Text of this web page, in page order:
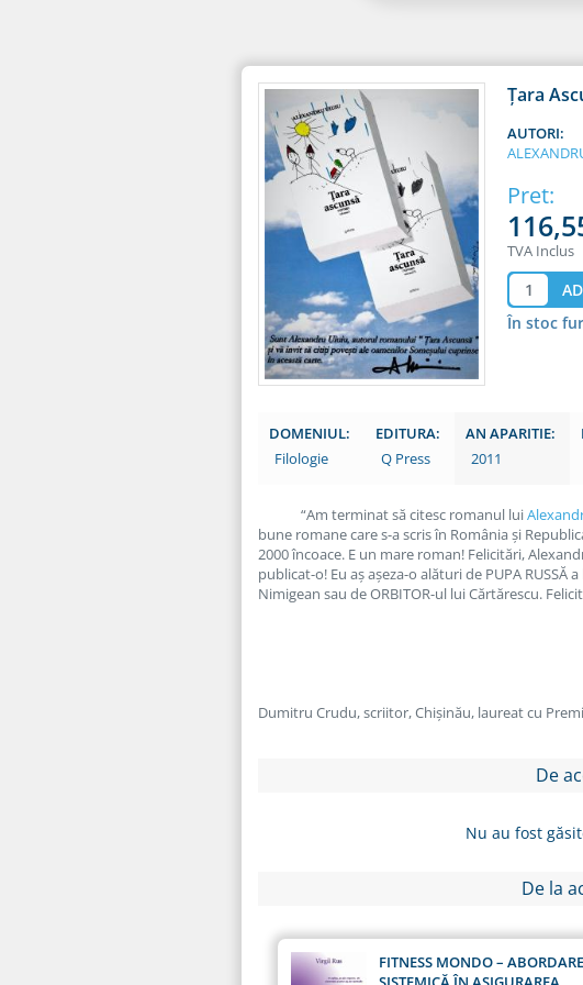
Țara
AUTORI:
Pret:
TVA Inclus
În stoc
DOMENIUL:
Filologie
EDITURA:
Q Press
AN APARITIE:
2011
“Am terminat să citesc romanul lui
bune romane care s-a scris în România și
2000 încoace. E un mare roman! Felicitări,
publicat-o! Eu aș așeza-o alături de PUPA RUSSĂ
Nimigean sau de ORBITOR-ul lui Cărtărescu.
Dumitru Crudu, scriitor, Chișinău, laureat cu
De
Nu au fost
De la
FITNESS MONDO – ABORDARE